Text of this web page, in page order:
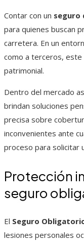
Contar con un seguro
para quienes buscan
carretera. En un
como a terceros, este
patrimonial.
Dentro del mercado
brindan soluciones
precisa sobre
inconvenientes ante
proceso para solicitar
Protección
seguro
El Seguro
lesiones personales